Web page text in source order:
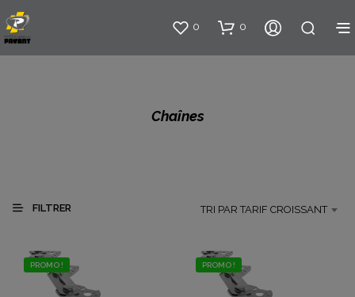
0 0
Chaînes
FILTRER TRI PAR TARIF CROISSANT
PROMO ! PROMO !